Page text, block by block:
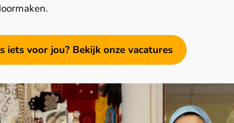
iets voor jou? Bekijk onze vacatures